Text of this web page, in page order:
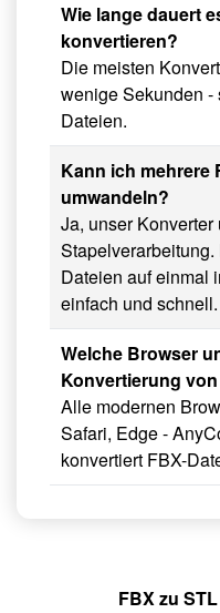
Wie lange dauert
konvertieren?
Die meisten
wenige Sekunden
Dateien.
Kann ich mehrere
umwandeln?
Ja, unser Konverter
Dateien auf einmal
einfach und schnell.
Welche Browser
Konvertierung
Alle modernen
Safari, Edge -
konvertiert FBX-
FBX zu